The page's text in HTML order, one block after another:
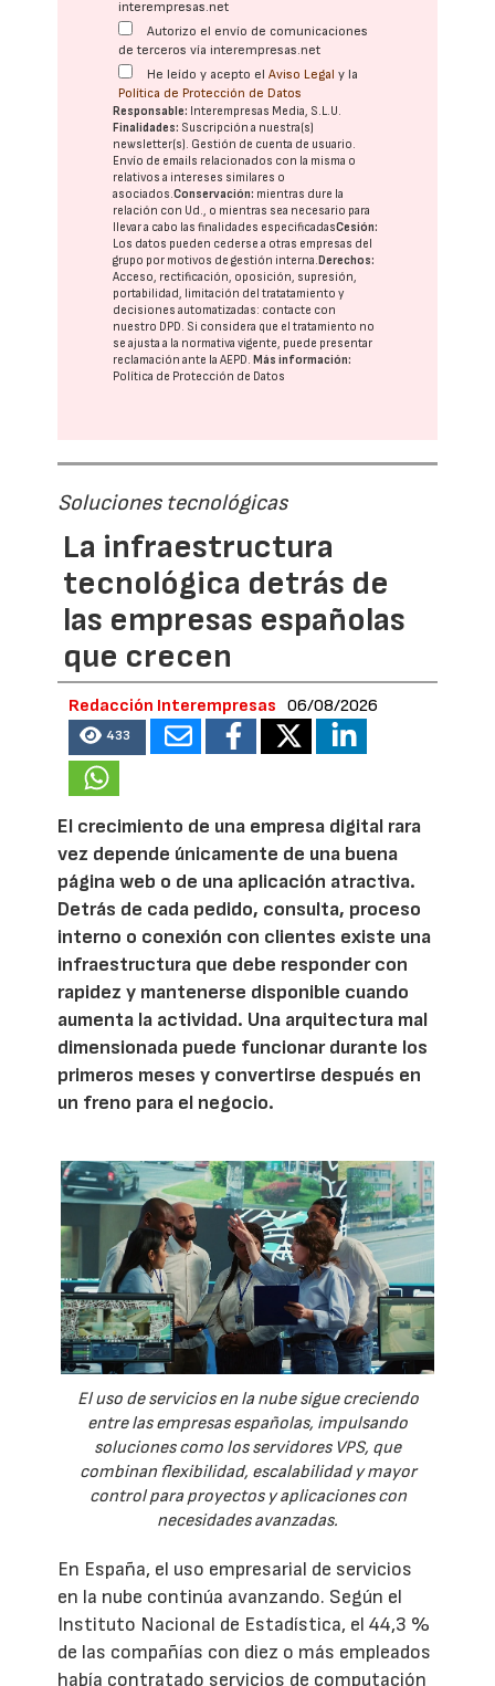
interempresas.net
Autorizo el envío de comunicaciones
de terceros vía interempresas.net
He leído y acepto elAviso Legal y la
Política de Protección de Datos
Responsable: Interempresas Media, S.L.U.
Finalidades: Suscripción a nuestra(s)
newsletter(s). Gestión de cuenta de usuario.
Envío de emails relacionados con la misma o
relativos a intereses similares o
asociados.Conservación: mientras dure la
relación con Ud., o mientras sea necesario para
llevar a cabo las finalidades especificadasCesión:
Los datos pueden cederse a otras empresas del
grupo por motivos de gestión interna.Derechos:
Acceso, rectificación, oposición, supresión,
portabilidad, limitación del tratatamiento y
decisiones automatizadas: contacte con
nuestro DPD. Si considera que el tratamiento no
se ajusta a la normativa vigente, puede presentar
reclamación ante laAEPD.Más información:
Política de Protección de Datos
Soluciones tecnológicas
La infraestructura
tecnológica detrás de
las empresas españolas
que crecen
Redacción Interempresas 06/08/2026
433
El crecimiento de una empresa digital rara
vez depende únicamente de una buena
página web o de una aplicación atractiva.
Detrás de cada pedido, consulta, proceso
interno o conexión con clientes existe una
infraestructura que debe responder con
rapidez y mantenerse disponible cuando
aumenta la actividad. Una arquitectura mal
dimensionada puede funcionar durante los
primeros meses y convertirse después en
un freno para el negocio.
El uso de servicios en la nube sigue creciendo
entre las empresas españolas, impulsando
soluciones como los servidores VPS, que
combinan flexibilidad, escalabilidad y mayor
control para proyectos y aplicaciones con
necesidades avanzadas.
En España, el uso empresarial de servicios
en la nube continúa avanzando. Según el
Instituto Nacional de Estadística, el 44,3 %
de las compañías con diez o más empleados
había contratado servicios de computación